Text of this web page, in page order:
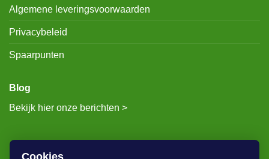
Algemene leveringsvoorwaarden
Privacybeleid
Spaarpunten
Blog
Bekijk hier onze berichten >
Cookies